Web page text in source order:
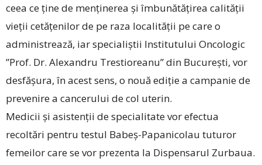
ceea ce ține de menținerea și îmbunătățirea calității
vieții cetățenilor de pe raza localității pe care o
administrează, iar specialiștii Institutului Oncologic
”Prof. Dr. Alexandru Trestioreanu” din București, vor
desfășura, în acest sens, o nouă ediție a campanie de
prevenire a cancerului de col uterin.
Medicii și asistenții de specialitate vor efectua
recoltări pentru testul Babeș-Papanicolau tuturor
femeilor care se vor prezenta la Dispensarul Zurbaua.